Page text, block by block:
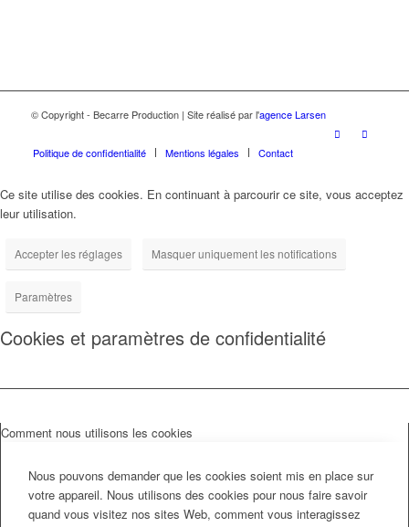
© Copyright - Becarre Production | Site réalisé par l'agence Larsen
Politique de confidentialité Mentions légales Contact
Ce site utilise des cookies. En continuant à parcourir ce site, vous acceptez
leur utilisation.
Accepter les réglages Masquer uniquement les notifications
Paramètres
Cookies et paramètres de confidentialité
Comment nous utilisons les cookies
Nous pouvons demander que les cookies soient mis en place sur
votre appareil. Nous utilisons des cookies pour nous faire savoir
quand vous visitez nos sites Web, comment vous interagissez